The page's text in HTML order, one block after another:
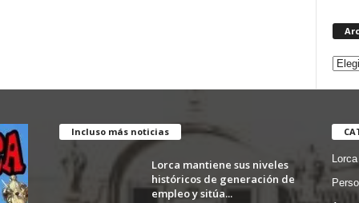
Incluso más noticias
Lorca mantiene sus niveles
históricos de generación de
empleo y sitúa...
Lorca